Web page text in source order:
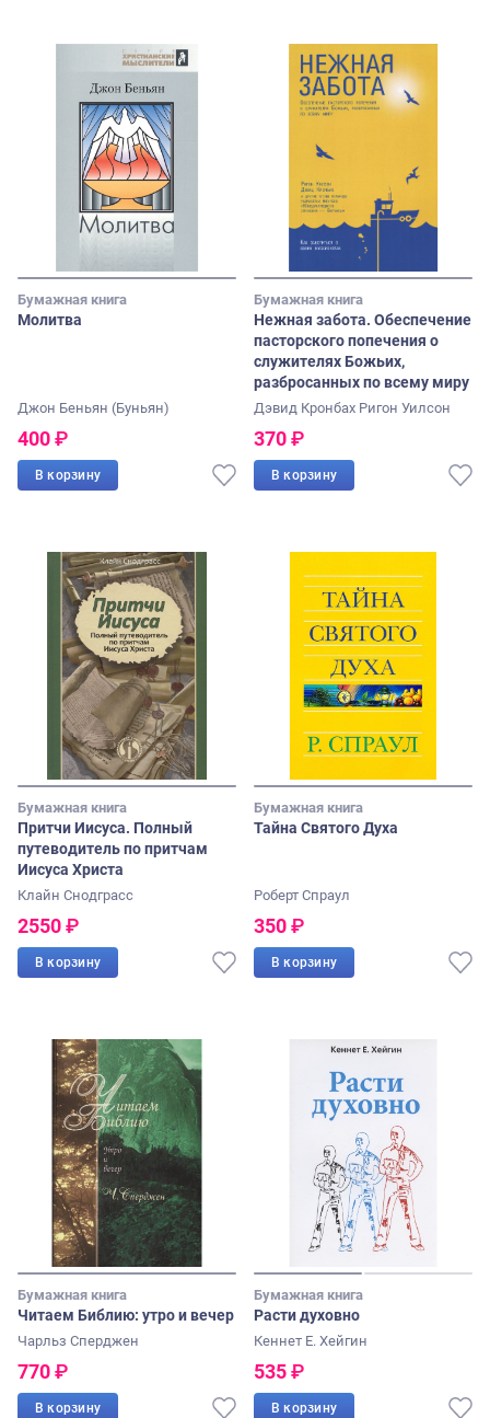
Бумажная книга
Молитва
Джон Беньян (Буньян)
400₽
В корзину
Бумажная книга
Нежная забота. Обеспечение
пасторского попечения о
служителях Божьих,
разбросанных по всему миру
Дэвид Кронбах Ригон Уилсон
370₽
В корзину
Бумажная книга
Притчи Иисуса. Полный
путеводитель по притчам
Иисуса Христа
Клайн Снодграсс
2550₽
В корзину
Бумажная книга
Тайна Святого Духа
Роберт Спраул
350₽
В корзину
Бумажная книга
Читаем Библию: утро и вечер
Чарльз Сперджен
770₽
В корзину
Бумажная книга
Расти духовно
Кеннет Е. Хейгин
535₽
В корзину